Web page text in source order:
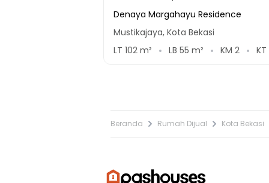
Denaya Margahayu Residence
Mustikajaya, Kota Bekasi
LT 102 m² LB 55 m² KM 2 KT
Beranda Rumah Dijual Kota Bekasi